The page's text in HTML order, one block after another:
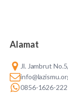
Alamat
Jl. Jambrut
0856-1626-222